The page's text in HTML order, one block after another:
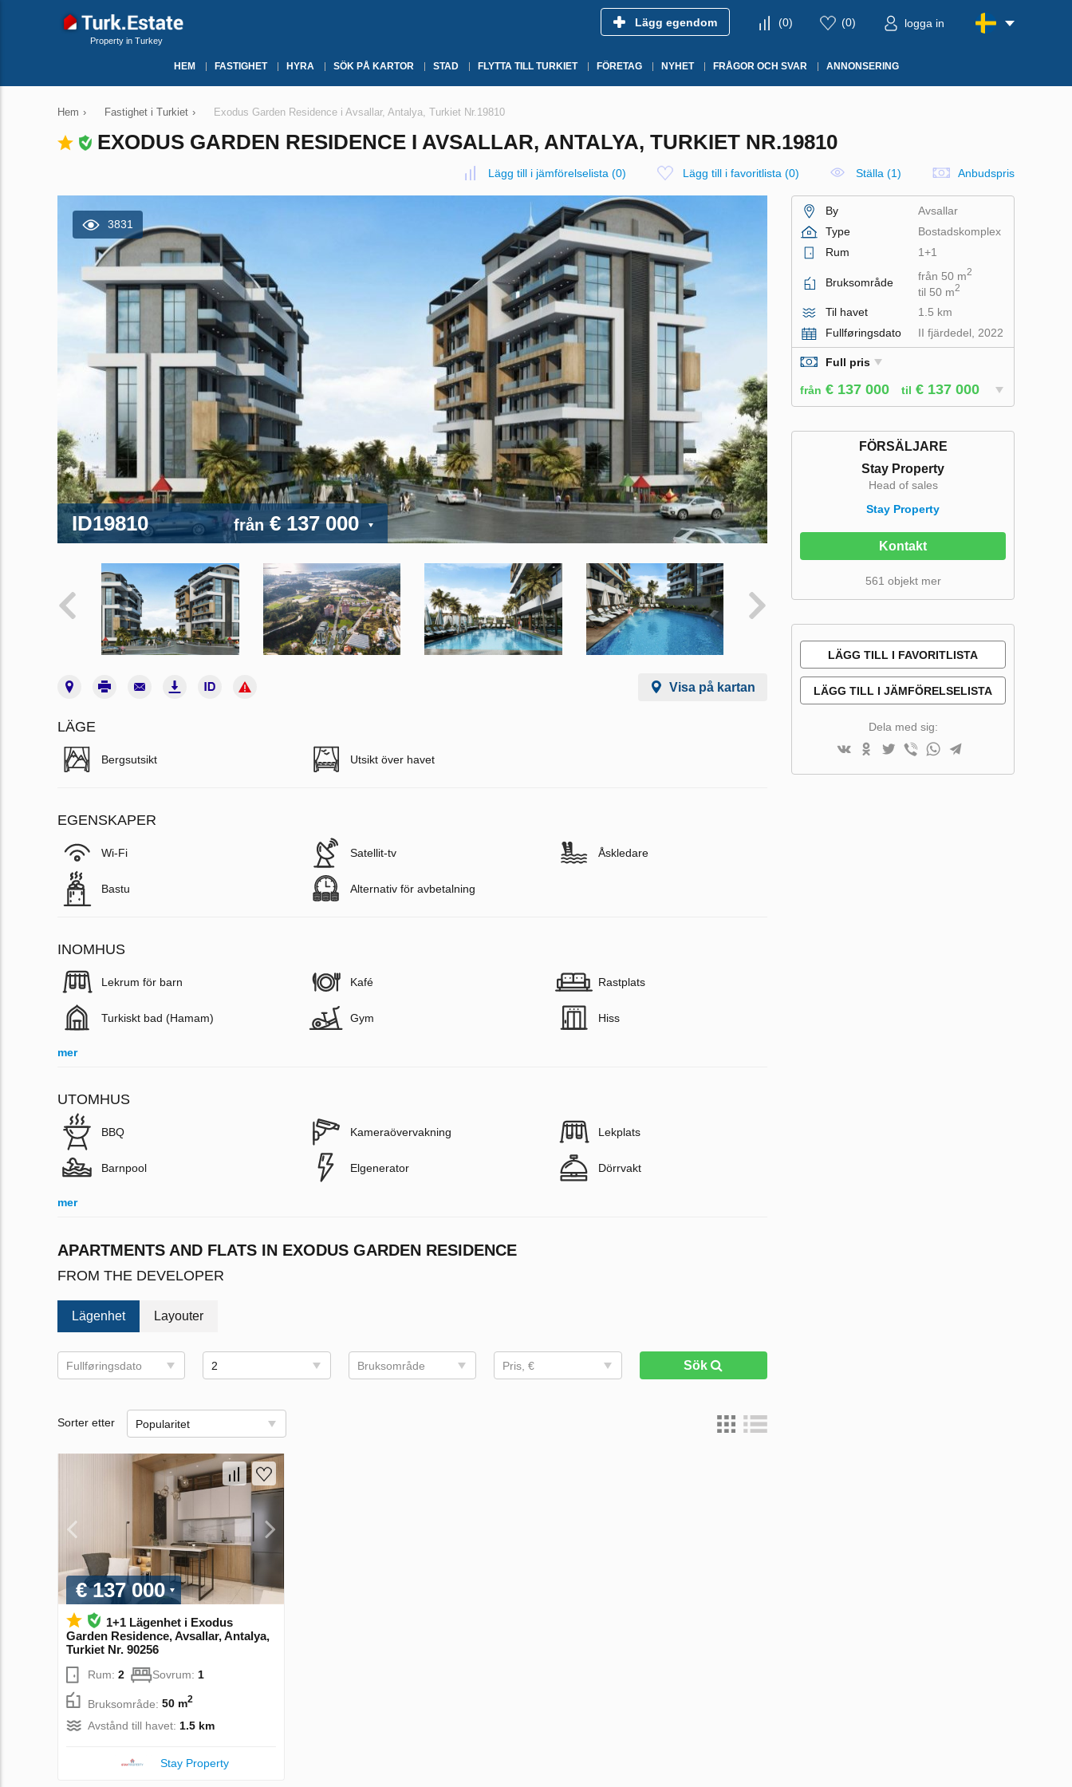
Property in Turkey
Lägg egendom (0) (0) logga in
HEM FASTIGHET HYRA SÖK PÅ KARTOR STAD FLYTTA TILL TURKIET FÖRETAG NYHET FRÅGOR OCH SVAR ANNONSERING
Hem › Fastighet i Turkiet › Exodus Garden Residence i Avsallar, Antalya, Turkiet Nr.19810
EXODUS GARDEN RESIDENCE I AVSALLAR, ANTALYA, TURKIET NR.19810
Lägg till i jämförelselista (0) Lägg till i favoritlista (0) Ställa (1) Anbudspris
3831
ID19810 från€ 137 000
Visa på kartan
LÄGE
Bergsutsikt Utsikt över havet
EGENSKAPER
Wi-Fi Satellit-tv Åskledare
Bastu Alternativ för avbetalning
INOMHUS
Lekrum för barn Kafé Rastplats
Turkiskt bad (Hamam) Gym Hiss
mer
UTOMHUS
BBQ Kameraövervakning Lekplats
Barnpool Elgenerator Dörrvakt
mer
APARTMENTS AND FLATS IN EXODUS GARDEN RESIDENCE
FROM THE DEVELOPER
Lägenhet Layouter
Fullføringsdato 2 Bruksområde Pris, € Sök
Sorter etter Popularitet
€ 137 000
1+1 Lägenhet i Exodus
Garden Residence, Avsallar, Antalya,
Turkiet Nr. 90256
Rum: 2 Sovrum: 1
Bruksområde: 50 m2
Avstånd till havet: 1.5 km
Stay Property
By
Avsallar
Type
Bostadskomplex
Rum
1+1
Bruksområde från 50 m2
til 50 m2
Til havet
1.5 km
Fullføringsdato
II fjärdedel, 2022
Full pris
från € 137 000 til € 137 000
FÖRSÄLJARE
Stay Property
Head of sales
Stay Property
Kontakt
561 objekt mer
LÄGG TILL I FAVORITLISTA
LÄGG TILL I JÄMFÖRELSELISTA
Dela med sig: